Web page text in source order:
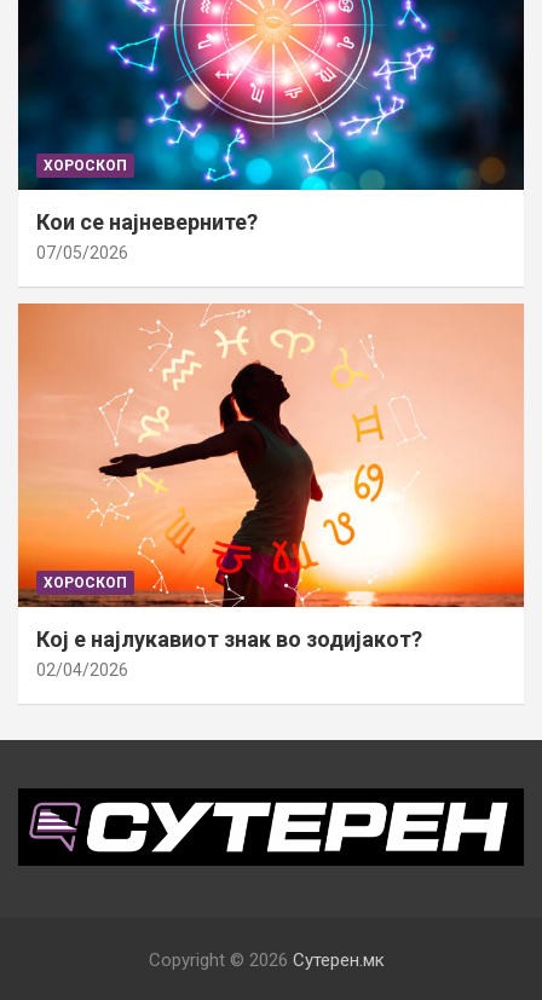
ХОРОСКОП
Кои се најневерните?
07/05/2026
ХОРОСКОП
Кој е најлукавиот знак во зодијакот?
02/04/2026
Copyright © 2026 Сутерен.мк